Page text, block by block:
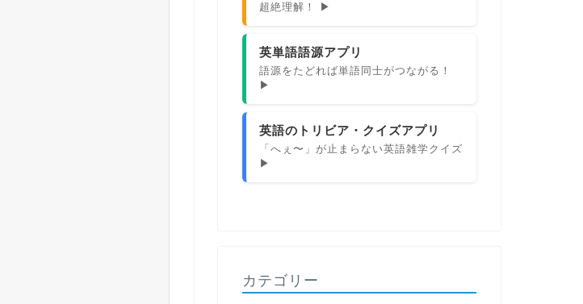
超絶理解！ ▶
英単語語源アプリ
語源をたどれば単語同士がつながる！
▶
英語のトリビア・クイズアプリ
「へぇ〜」が止まらない英語雑学クイズ
▶
カテゴリー